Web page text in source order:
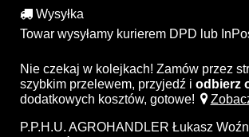
Wysyłka
Towar wysyłamy kurierem DPD lub
Nie czekaj w kolejkach! Zamów przez
szybkim przelewem, przyjedź i odbierz
dodatkowych kosztów, gotowe!
P.P.H.U. AGROHANDLER Łukasz